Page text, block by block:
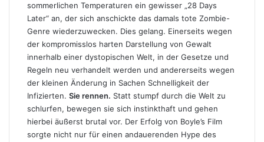
sommerlichen Temperaturen ein gewisser „28 Days
Later“ an, der sich anschickte das damals tote Zombie-
Genre wiederzuwecken. Dies gelang. Einerseits wegen
der kompromisslos harten Darstellung von Gewalt
innerhalb einer dystopischen Welt, in der Gesetze und
Regeln neu verhandelt werden und andererseits wegen
der kleinen Änderung in Sachen Schnelligkeit der
Infizierten. Sie rennen. Statt stumpf durch die Welt zu
schlurfen, bewegen sie sich instinkthaft und gehen
hierbei äußerst brutal vor. Der Erfolg von Boyle’s Film
sorgte nicht nur für einen andauerenden Hype des